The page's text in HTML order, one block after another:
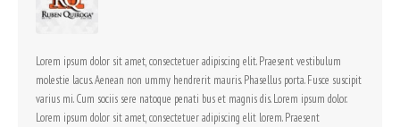
Lorem ipsum dolor sit amet, consectetuer adipiscing elit. Praesent vestibulum
molestie lacus. Aenean non ummy hendrerit mauris. Phasellus porta. Fusce suscipit
varius mi. Cum sociis sere natoque penati bus et magnis dis. Lorem ipsum dolor.
Lorem ipsum dolor sit amet, consectetuer adipiscing elit lorem. Praesent